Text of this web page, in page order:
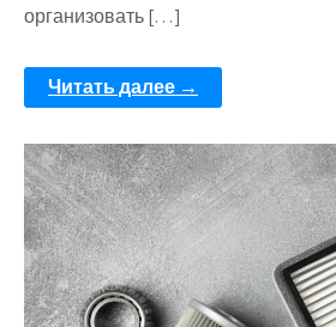
организовать […]
Читать далее →